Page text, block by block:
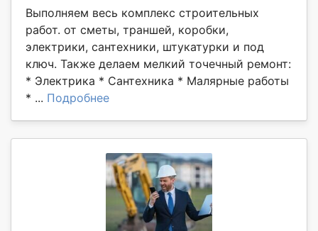
Выполняем весь комплекс строительных
работ. от сметы, траншей, коробки,
электрики, сантехники, штукатурки и под
ключ. Также делаем мелкий точечный ремонт:
* Электрика * Сантехника * Малярные работы
* ... Подробнее